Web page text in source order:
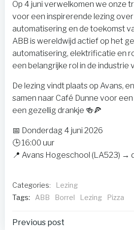
Op 4 juni verwelkomen we onze
voor een inspirerende lezing
automatisering en de toekomst
ABB is wereldwijd actief op het
automatisering, elektrificatie en
een belangrijke rol in de industrie
De lezing vindt plaats op Avans,
samen naar Café Dunne voor
een gezellig drankje 🍻🍕
📅 Donderdag 4 juni 2026
🕒 16:00 uur
📍 Avans Hogeschool (LA523) →
Categories:
Lezing
Tags:
ABB Borrel Lezing Pizza
Previous post